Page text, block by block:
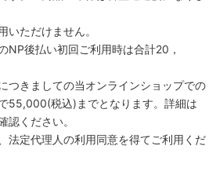
いただけません。
NP後払い初回ご利用時は合計20，
つきましての当オンラインショップでの
55,000(税込)までとなります。詳細は
認ください。
法定代理人の利用同意を得てご利用くだ